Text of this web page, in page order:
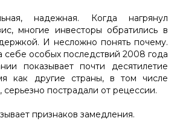
надежная. Когда нагрянул
многие инвесторы обратились в
И несложно понять почему.
себе особых последствий 2008 года
показывает почти десятилетие
как другие страны, в том числе
пострадали от рецессии.
признаков замедления.